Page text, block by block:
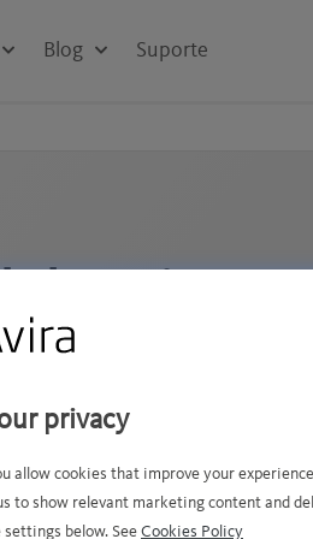
Suporte
Blog
bateria
energia.
seu celular e notebook
privacy
allow cookies that improve your
to show relevant marketing content and
below. See Cookies Policy